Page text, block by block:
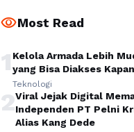
visibilityMost Read
1 Kelola Armada Lebih
yang Bisa Diakses
Teknologi
2Viral Jejak Digital
Independen PT Pelni
Alias Kang Dede